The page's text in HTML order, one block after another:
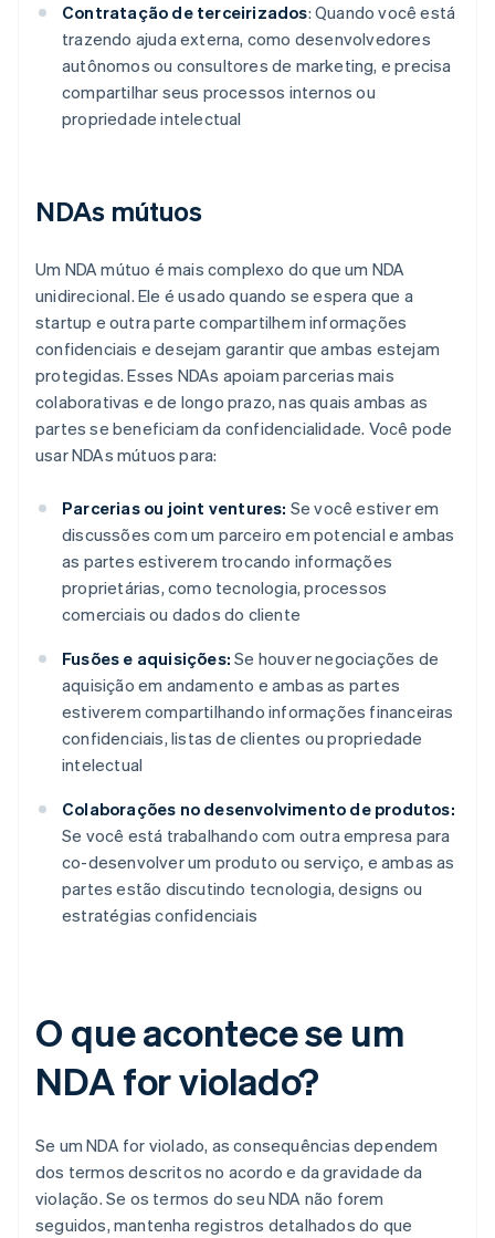
Contratação de terceirizados: Quando você está
trazendo ajuda externa, como desenvolvedores
autônomos ou consultores de marketing, e precisa
compartilhar seus processos internos ou
propriedade intelectual
NDAs mútuos
Um NDA mútuo é mais complexo do que um NDA
unidirecional. Ele é usado quando se espera que a
startup e outra parte compartilhem informações
confidenciais e desejam garantir que ambas estejam
protegidas. Esses NDAs apoiam parcerias mais
colaborativas e de longo prazo, nas quais ambas as
partes se beneficiam da confidencialidade. Você pode
usar NDAs mútuos para:
Parcerias ou joint ventures: Se você estiver em
discussões com um parceiro em potencial e ambas
as partes estiverem trocando informações
proprietárias, como tecnologia, processos
comerciais ou dados do cliente
Fusões e aquisições: Se houver negociações de
aquisição em andamento e ambas as partes
estiverem compartilhando informações financeiras
confidenciais, listas de clientes ou propriedade
intelectual
Colaborações no desenvolvimento de produtos:
Se você está trabalhando com outra empresa para
co-desenvolver um produto ou serviço, e ambas as
partes estão discutindo tecnologia, designs ou
estratégias confidenciais
O que acontece se um
NDA for violado?
Se um NDA for violado, as consequências dependem
dos termos descritos no acordo e da gravidade da
violação. Se os termos do seu NDA não forem
seguidos, mantenha registros detalhados do que